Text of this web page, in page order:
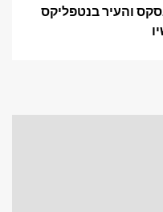
והעיר בנטפליקס